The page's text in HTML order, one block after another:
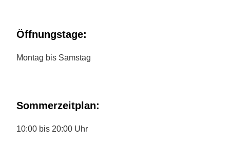
Öffnungstage:
Montag bis Samstag
Sommerzeitplan:
10:00 bis 20:00 Uhr